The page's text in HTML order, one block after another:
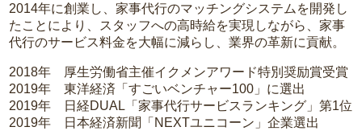
2014年に創業し、家事代行のマッチングシステムを開発し
たことにより、スタッフへの高時給を実現しながら、家事
代行のサービス料金を大幅に減らし、業界の革新に貢献。
2018年 厚生労働省主催イクメンアワード特別奨励賞受賞
2019年 東洋経済「すごいベンチャー100」に選出
2019年 日経DUAL「家事代行サービスランキング」第1位
2019年 日本経済新聞「NEXTユニコーン」企業選出